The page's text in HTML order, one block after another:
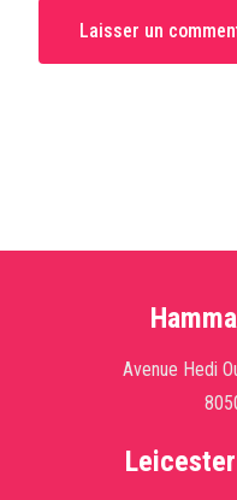
Avenue Hedi